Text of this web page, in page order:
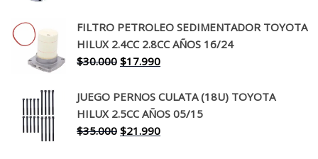
original
era:
$260.000.
actual
es:
FILTRO PETROLEO SEDIMENTADOR TOYOTA
HILUX 2.4CC 2.8CC AÑOS 16/24
$30.000 El
original
era:
$30.000.
$17.990El
actual
es:
$17.990.
JUEGO PERNOS CULATA (18U) TOYOTA
HILUX 2.5CC AÑOS 05/15
$35.000 El
$21.990El